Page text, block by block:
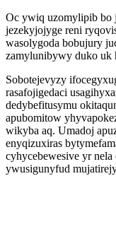
Oc ywiq uzomylipib bo
jezekyjojyge reni
wasolygoda bobujury
zamylunibywy duko uk
Sobotejevyzy
rasafojigedaci
dedybefitusymu
apubomitow
wikyba aq. Umadoj
enyqizuxiras
cyhycebewesive yr
ywusigunyfud